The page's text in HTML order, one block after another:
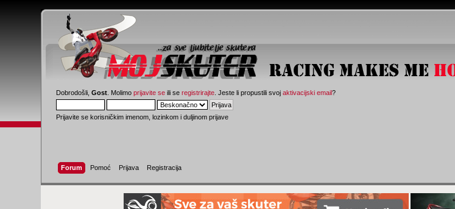
Dobrodošli,Gost . Molimoprijavite se ili seregistrirajte . Jeste li propustili svojaktivacijski email?
Prijavite se korisničkim imenom, lozinkom i duljinom prijave
Forum Pomoć Prijava Registracija